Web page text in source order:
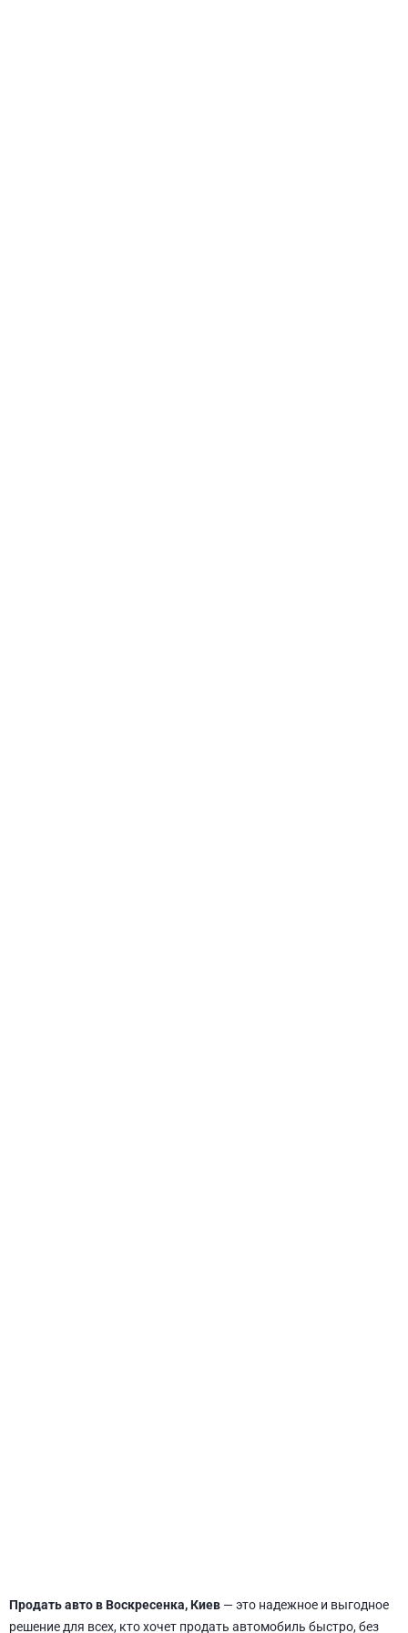
Продать авто в Воскресенка, Киев — это надежное и выгодное
решение для всех, кто хочет продать автомобиль быстро, без